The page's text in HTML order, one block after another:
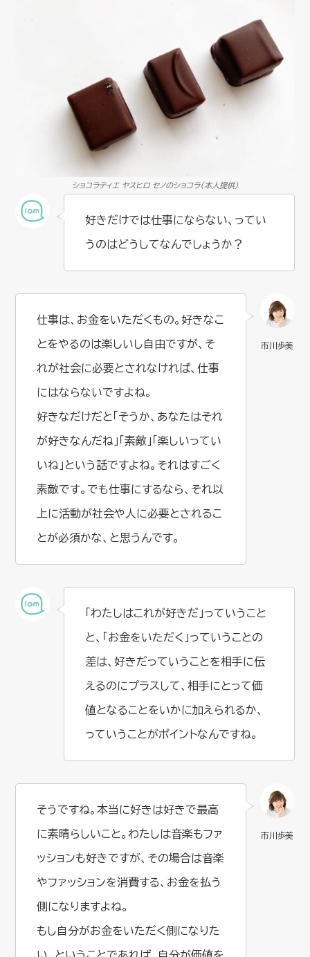
ショコラティエ ヤスヒロ セノのショコラ（本人提供）
好きだけでは仕事にならない、ってい
うのはどうしてなんでしょうか？
仕事は、お金をいただくもの。好きなこ
とをやるのは楽しいし自由ですが、そ
れが社会に必要とされなければ、仕事
にはならないですよね。
好きなだけだと「そうか、あなたはそれ
が好きなんだね」「素敵」「楽しいってい
いね」という話ですよね。それはすごく
素敵です。でも仕事にするなら、それ以
上に活動が社会や人に必要とされるこ
とが必須かな、と思うんです。
「わたしはこれが好きだ」っていうこと
と、「お金をいただく」っていうことの
差は、好きだっていうことを相手に伝
えるのにプラスして、相手にとって価
値となることをいかに加えられるか、
っていうことがポイントなんですね。
そうですね。本当に好きは好きで最高
に素晴らしいこと。わたしは音楽もファ
ッションも好きですが、その場合は音楽
やファッションを消費する、お金を払う
側になりますよね。
もし自分がお金をいただく側になりた